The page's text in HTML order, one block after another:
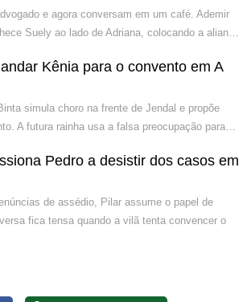
e agora conversam em um café. Ademir
Suely ao lado de Adriana, colocando a alian…
Kênia para o convento em A
simula choro na frente de Jendal e propõe
A futura rainha usa a falsa preocupação para…
Pedro a desistir dos casos em
de assédio, Pilar assume o papel de
fica tensa quando a vilã tenta convencer o